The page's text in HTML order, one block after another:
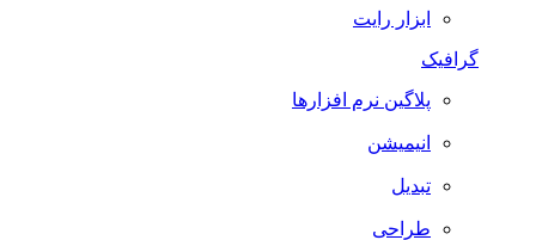
ابزار رایت
گرافیک
پلاگین نرم افزارها
انیمیشن
تبدیل
طراحی